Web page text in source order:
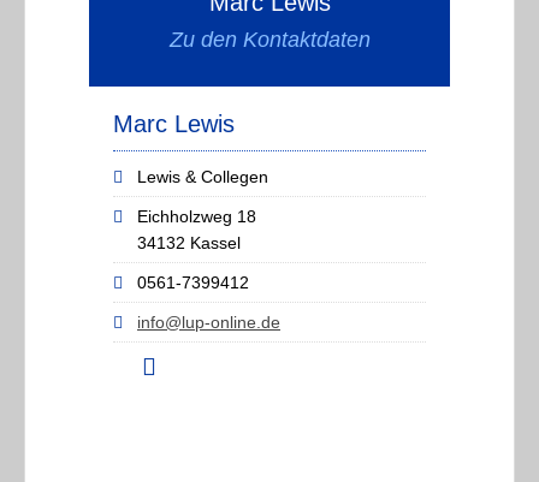
Zu den Kontaktdaten
Marc Lewis
Lewis & Collegen
Eichholzweg 18
34132 Kassel
0561-7399412
info@lup-online.de